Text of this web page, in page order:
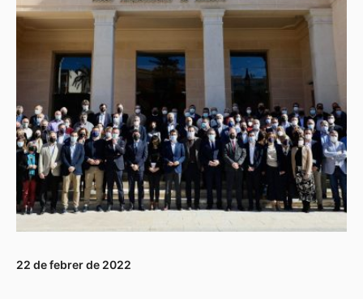
22 de febrer de 2022